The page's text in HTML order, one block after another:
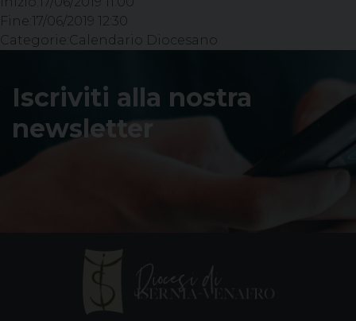
Fine: 17/06/2019 12:30
Categorie: Calendario Diocesano
Iscriviti alla nostra
newsletter